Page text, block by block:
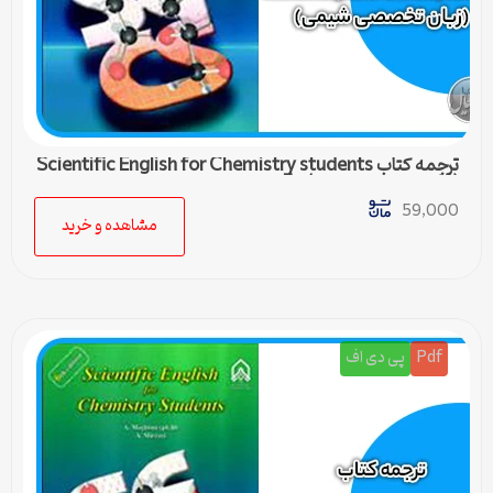
ترجمه کتاب Scientific English for Chemistry students
59,000
مشاهده و خرید
Pdf پی دی اف